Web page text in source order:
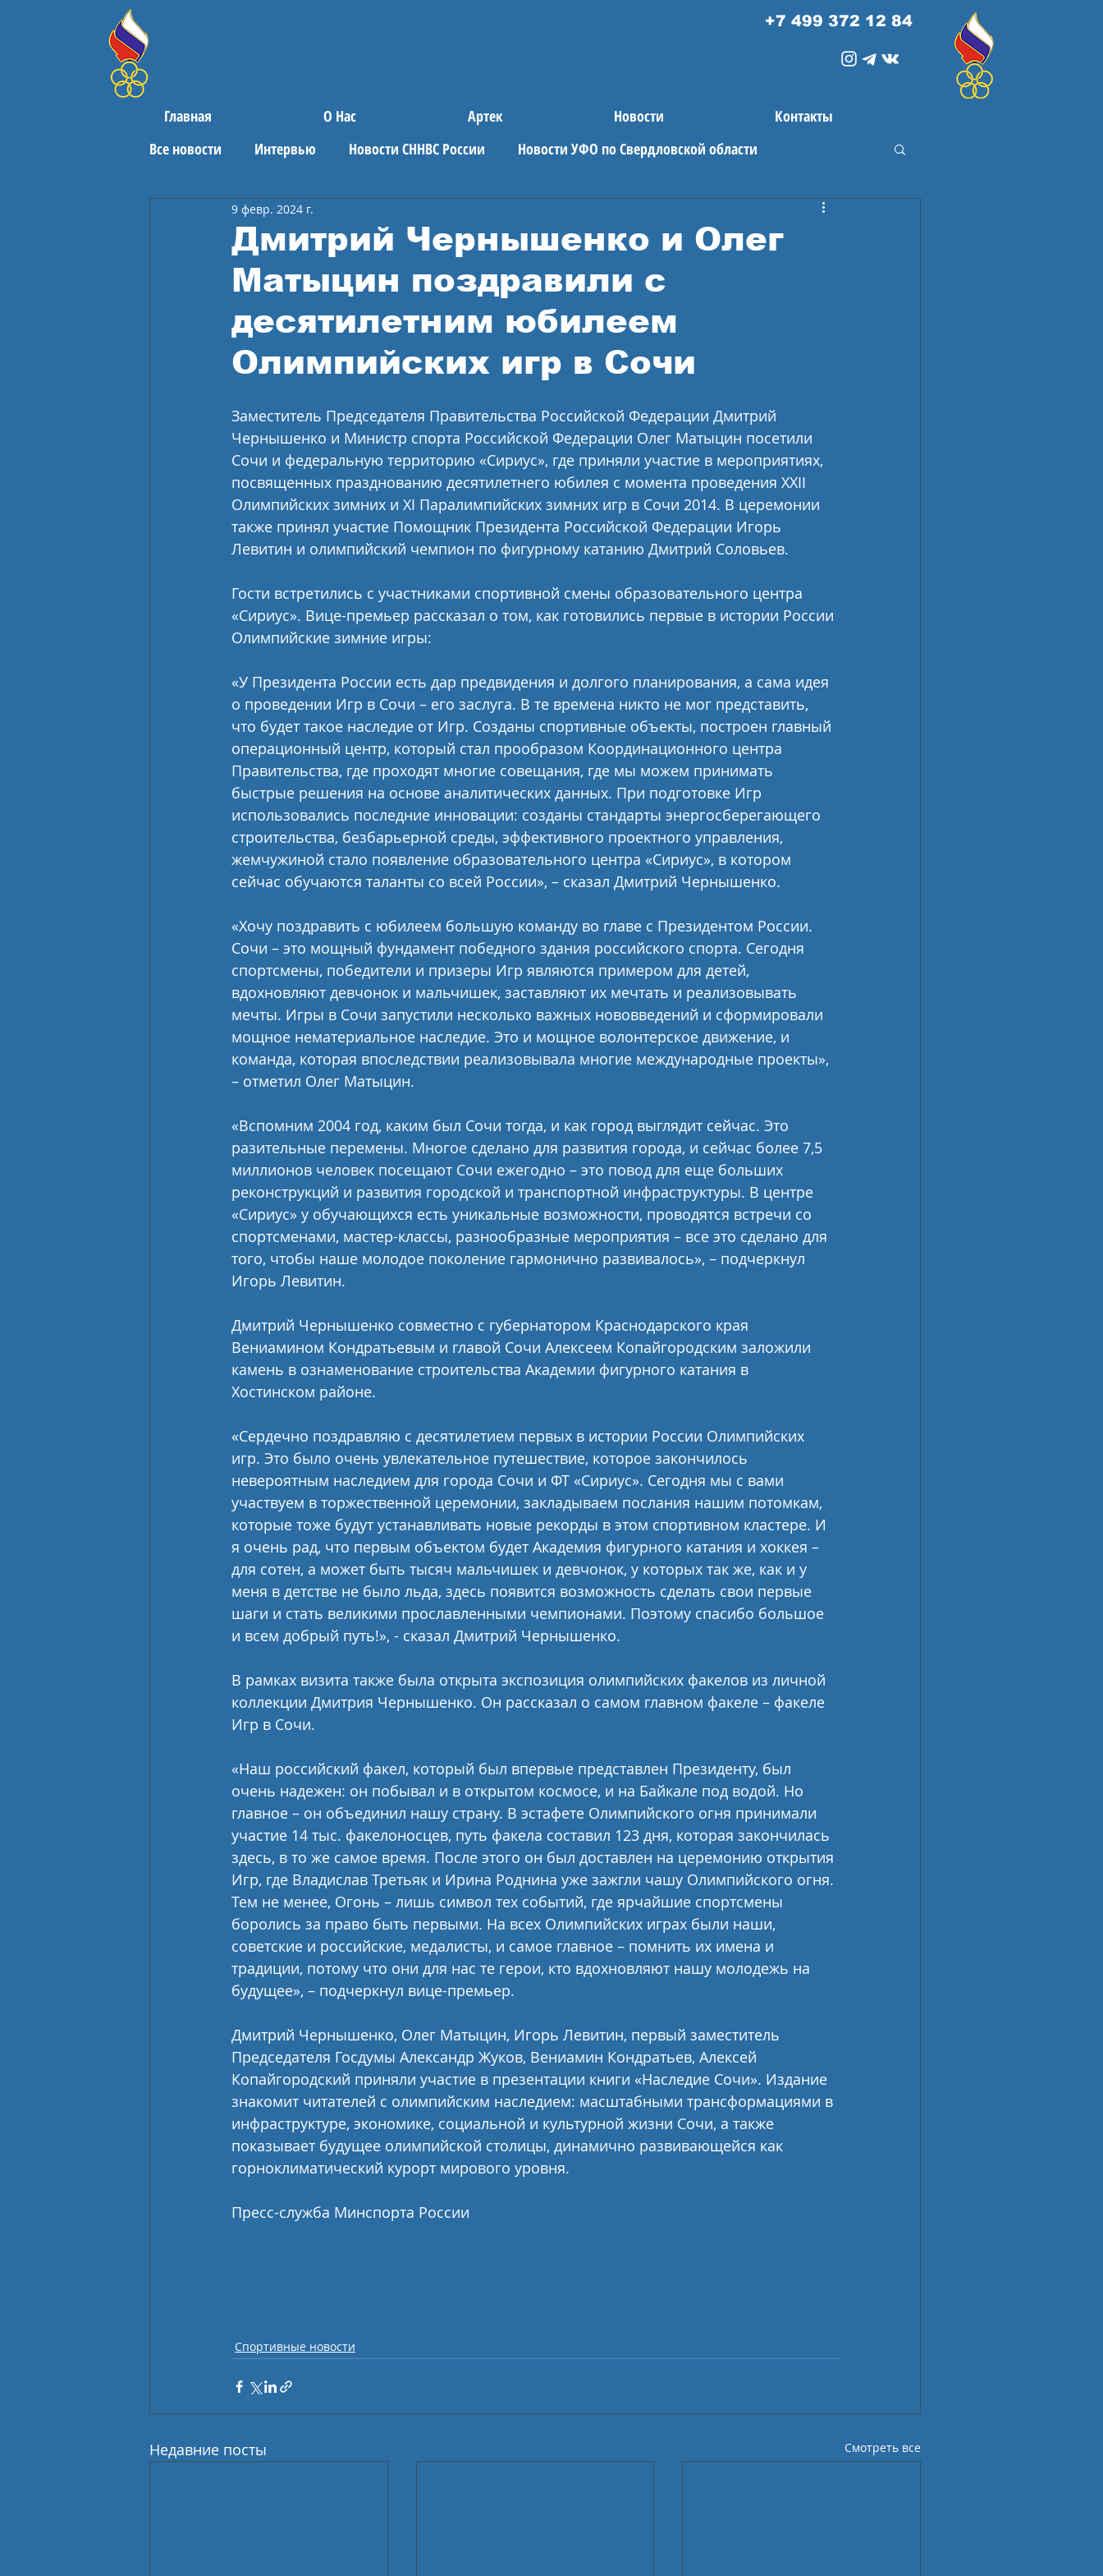
+7 499 372 12 84
Главная О Нас Артек Новости
Контакты
Все новости
Интервью Новости СННВС России Новости УФО по Свердловской области
Поздравления Спортивные новости
Дмитрий Чернышенко и Олег
Матыцин поздравили с
десятилетним юбилеем
Олимпийских игр в Сочи
9 февр. 2024 г.
Заместитель Председателя Правительства Российской Федерации Дмитрий
Чернышенко и Министр спорта Российской Федерации Олег Матыцин посетили
Сочи и федеральную территорию «Сириус», где приняли участие в мероприятиях,
посвященных празднованию десятилетнего юбилея с момента проведения XXII
Олимпийских зимних и XI Паралимпийских зимних игр в Сочи 2014. В церемонии
также принял участие Помощник Президента Российской Федерации Игорь
Левитин и олимпийский чемпион по фигурному катанию Дмитрий Соловьев.
Гости встретились с участниками спортивной смены образовательного центра
«Сириус». Вице-премьер рассказал о том, как готовились первые в истории России
Олимпийские зимние игры:
«У Президента России есть дар предвидения и долгого планирования, а сама идея
о проведении Игр в Сочи – его заслуга. В те времена никто не мог представить,
что будет такое наследие от Игр. Созданы спортивные объекты, построен главный
операционный центр, который стал прообразом Координационного центра
Правительства, где проходят многие совещания, где мы можем принимать
быстрые решения на основе аналитических данных. При подготовке Игр
использовались последние инновации: созданы стандарты энергосберегающего
строительства, безбарьерной среды, эффективного проектного управления,
жемчужиной стало появление образовательного центра «Сириус», в котором
сейчас обучаются таланты со всей России», – сказал Дмитрий Чернышенко.
«Хочу поздравить с юбилеем большую команду во главе с Президентом России.
Сочи – это мощный фундамент победного здания российского спорта. Сегодня
спортсмены, победители и призеры Игр являются примером для детей,
вдохновляют девчонок и мальчишек, заставляют их мечтать и реализовывать
мечты. Игры в Сочи запустили несколько важных нововведений и сформировали
мощное нематериальное наследие. Это и мощное волонтерское движение, и
команда, которая впоследствии реализовывала многие международные проекты»,
– отметил Олег Матыцин.
«Вспомним 2004 год, каким был Сочи тогда, и как город выглядит сейчас. Это
разительные перемены. Многое сделано для развития города, и сейчас более 7,5
миллионов человек посещают Сочи ежегодно – это повод для еще больших
реконструкций и развития городской и транспортной инфраструктуры. В центре
«Сириус» у обучающихся есть уникальные возможности, проводятся встречи со
спортсменами, мастер-классы, разнообразные мероприятия – все это сделано для
того, чтобы наше молодое поколение гармонично развивалось», – подчеркнул
Игорь Левитин.
Дмитрий Чернышенко совместно с губернатором Краснодарского края
Вениамином Кондратьевым и главой Сочи Алексеем Копайгородским заложили
камень в ознаменование строительства Академии фигурного катания в
Хостинском районе.
«Сердечно поздравляю с десятилетием первых в истории России Олимпийских
игр. Это было очень увлекательное путешествие, которое закончилось
невероятным наследием для города Сочи и ФТ «Сириус». Сегодня мы с вами
участвуем в торжественной церемонии, закладываем послания нашим потомкам,
которые тоже будут устанавливать новые рекорды в этом спортивном кластере. И
я очень рад, что первым объектом будет Академия фигурного катания и хоккея –
для сотен, а может быть тысяч мальчишек и девчонок, у которых так же, как и у
меня в детстве не было льда, здесь появится возможность сделать свои первые
шаги и стать великими прославленными чемпионами. Поэтому спасибо большое
и всем добрый путь!», - сказал Дмитрий Чернышенко.
В рамках визита также была открыта экспозиция олимпийских факелов из личной
коллекции Дмитрия Чернышенко. Он рассказал о самом главном факеле – факеле
Игр в Сочи.
«Наш российский факел, который был впервые представлен Президенту, был
очень надежен: он побывал и в открытом космосе, и на Байкале под водой. Но
главное – он объединил нашу страну. В эстафете Олимпийского огня принимали
участие 14 тыс. факелоносцев, путь факела составил 123 дня, которая закончилась
здесь, в то же самое время. После этого он был доставлен на церемонию открытия
Игр, где Владислав Третьяк и Ирина Роднина уже зажгли чашу Олимпийского огня.
Тем не менее, Огонь – лишь символ тех событий, где ярчайшие спортсмены
боролись за право быть первыми. На всех Олимпийских играх были наши,
советские и российские, медалисты, и самое главное – помнить их имена и
традиции, потому что они для нас те герои, кто вдохновляют нашу молодежь на
будущее», – подчеркнул вице-премьер.
Дмитрий Чернышенко, Олег Матыцин, Игорь Левитин, первый заместитель
Председателя Госдумы Александр Жуков, Вениамин Кондратьев, Алексей
Копайгородский приняли участие в презентации книги «Наследие Сочи». Издание
знакомит читателей с олимпийским наследием: масштабными трансформациями в
инфраструктуре, экономике, социальной и культурной жизни Сочи, а также
показывает будущее олимпийской столицы, динамично развивающейся как
горноклиматический курорт мирового уровня.
Пресс-служба Минспорта России
Спортивные новости
Недавние посты Смотреть все